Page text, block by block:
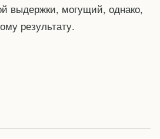
выдержки, могущий, однако,
результату.